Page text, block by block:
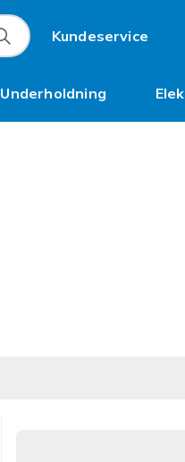
Kundeservice
Underholdning